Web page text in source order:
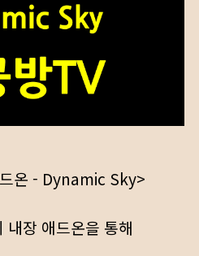
온 - Dynamic Sky>
내장 애드온을 통해